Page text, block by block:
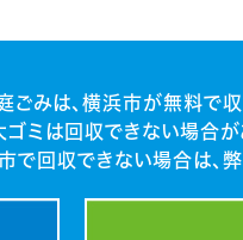
ごみは、横浜市が無料で収
ミは回収できない場合が
で回収できない場合は、弊